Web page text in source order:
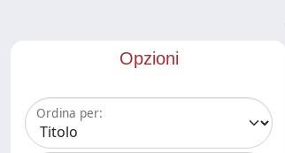
Opzioni
Ordina per: